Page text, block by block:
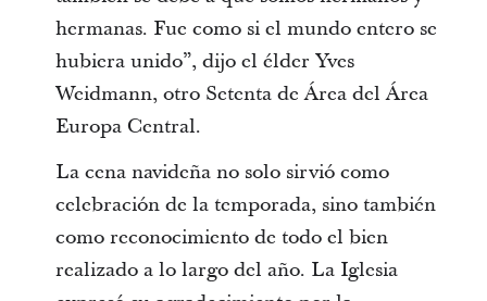
hermanas. Fue como si el mundo entero se
hubiera unido”, dijo el élder Yves
Weidmann, otro Setenta de Área del Área
Europa Central.
La cena navideña no solo sirvió como
celebración de la temporada, sino también
como reconocimiento de todo el bien
realizado a lo largo del año. La Iglesia